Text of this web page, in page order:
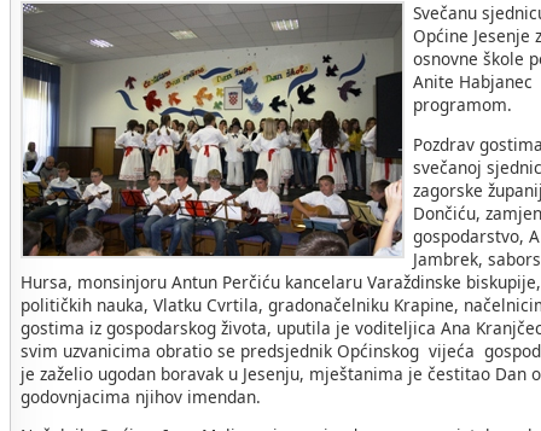
Svečanu
Općine Jesenje
osnovne škole
Anite
programom.
Pozdrav
svečanoj
zagorske
Dončiću,
gospodarstvo,
Jambrek,
Hursa, monsinjoru Antun Perčiću kancelaru Varaždinske
političkih nauka, Vlatku Cvrtila, gradonačelniku Krapine,
gostima iz gospodarskog života, uputila je voditeljica Ana
svim uzvanicima obratio se predsjednik Općinskog vijeća
je zaželio ugodan boravak u Jesenju, mještanima je čestitao Dan
godovnjacima njihov imendan.